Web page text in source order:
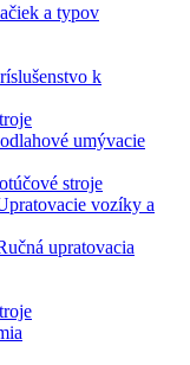
a typov
k
umývacie
stroje
vozíky a
upratovacia